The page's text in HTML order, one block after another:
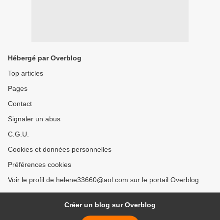
Hébergé par Overblog
Top articles
Pages
Contact
Signaler un abus
C.G.U.
Cookies et données personnelles
Préférences cookies
Voir le profil de helene33660@aol.com sur le portail Overblog
Créer un blog sur Overblog